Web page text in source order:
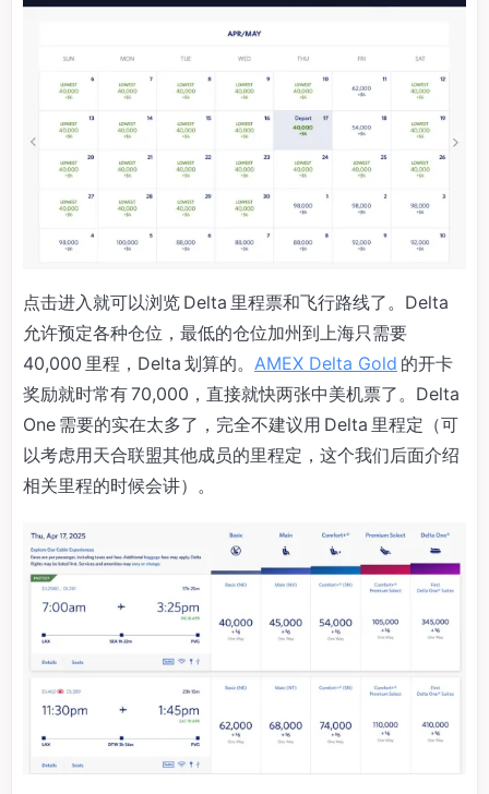
点击进入就可以浏览 Delta 里程票和飞行路线了。Delta
允许预定各种仓位，最低的仓位加州到上海只需要
40,000 里程，Delta 划算的。 AMEX Delta Gold 的开卡
奖励就时常有 70,000，直接就快两张中美机票了。Delta
One 需要的实在太多了，完全不建议用 Delta 里程定（可
以考虑用天合联盟其他成员的里程定，这个我们后面介绍
相关里程的时候会讲）。